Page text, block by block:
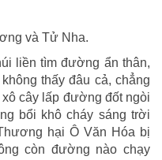
và Tử Nha.
liền tìm đường ẩn thân,
thấy đâu cả, chẳng
cây lấp đường đốt ngòi
bổi khô cháy sáng trời
hại Ô Văn Hóa bị
còn đường nào chạy